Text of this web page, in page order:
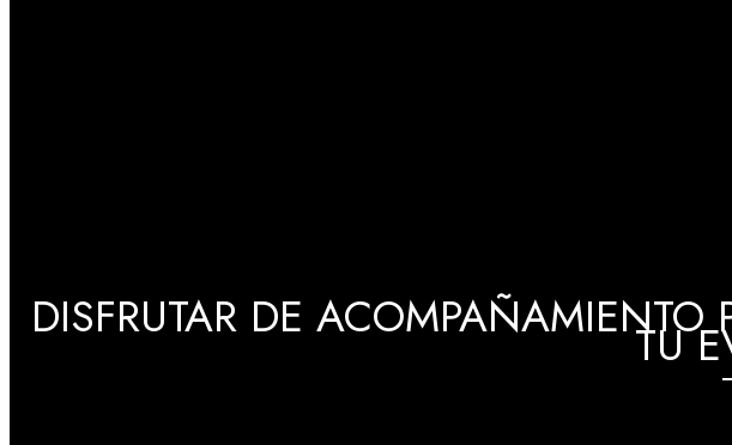
GRADUACIONES
DISFRUTAR DE TU